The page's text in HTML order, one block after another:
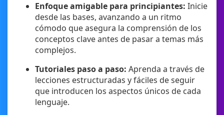
Enfoque amigable para principiantes: Inicie
desde las bases, avanzando a un ritmo
cómodo que asegura la comprensión de los
conceptos clave antes de pasar a temas más
complejos.
Tutoriales paso a paso: Aprenda a través de
lecciones estructuradas y fáciles de seguir
que introducen los aspectos únicos de cada
lenguaje.